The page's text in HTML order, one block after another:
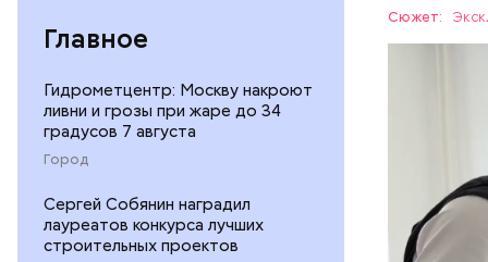
Главное
Гидрометцентр: Москву накроют
ливни и грозы при жаре до 34
градусов 7 августа
Город
Сергей Собянин наградил
лауреатов конкурса лучших
строительных проектов
Сюжет:
Все
изъятой
—
меры к